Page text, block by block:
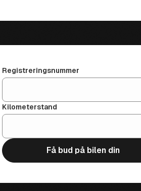
Registreringsnummer
Kilometerstand
Få bud på bilen din